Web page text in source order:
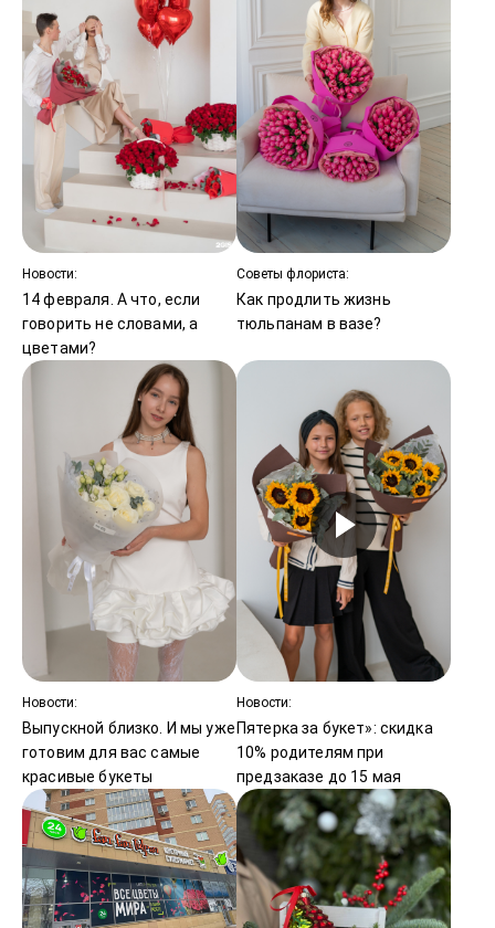
Новости:
14 февраля. А что, если
говорить не словами, а
цветами?
Советы флориста:
Как продлить жизнь
тюльпанам в вазе?
Новости:
Выпускной близко. И мы уже
готовим для вас самые
красивые букеты
Новости:
Пятерка за букет»: скидка
10% родителям при
предзаказе до 15 мая